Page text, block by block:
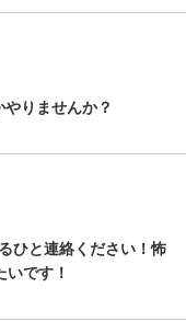
りませんか？
ひと連絡ください！怖
です！